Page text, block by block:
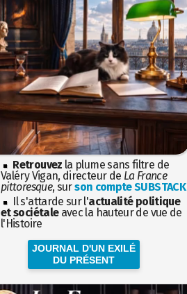
Retrouvez la plume sans filtre de
Valéry Vigan, directeur de La France
pittoresque, surson compte SUBSTACK
Il s'attarde sur l'actualité politique
et sociétaleavec la hauteur de vue de
l'Histoire
JOURNAL D'UN EXILÉ
DU PRÉSENT